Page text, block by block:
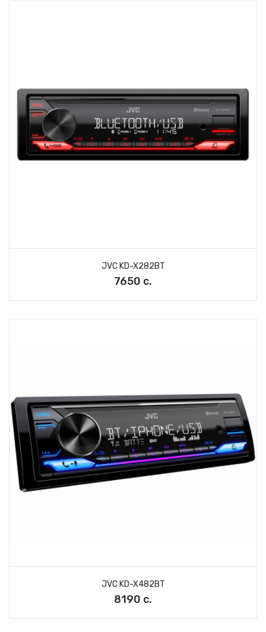
JVC KD-X282BT
7650 с.
JVC KD-X482BT
8190 с.